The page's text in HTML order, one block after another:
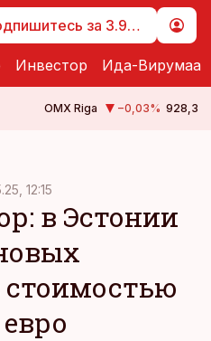
Подпишитесь за 3.99 €
Инвестор Ида-Вирумаа
OMX Riga −0,03% 928,3
12:15
в Эстонии
стоимостью